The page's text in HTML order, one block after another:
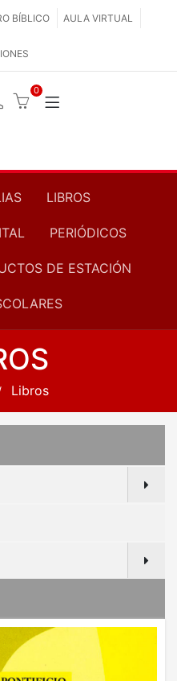
BÍBLICO AULA VIRTUAL
0
LIBROS
PERIÓDICOS
DE ESTACIÓN
Libros